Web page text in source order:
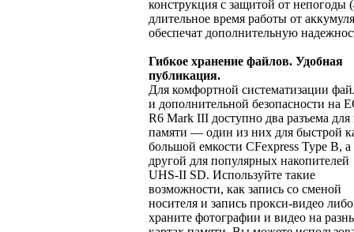
конструкция с защитой от непогоды
длительное время работы от
обеспечат дополнительную
Гибкое хранение файлов. Удобная
публикация.
Для комфортной систематизации
и дополнительной безопасности на
R6 Mark III доступно два разъема для
памяти — один из них для быстрой
большой емкости CFexpress Type B, а
другой для популярных накопителей
UHS-II SD. Используйте такие
возможности, как запись со сменой
носителя и запись прокси-видео либо
храните фотографии и видео на